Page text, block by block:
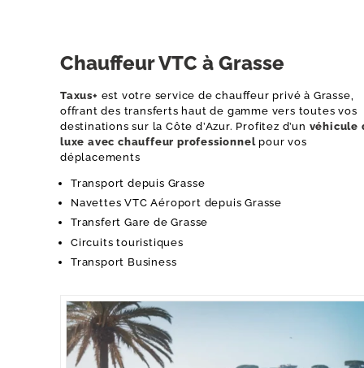
Chauffeur VTC à Grasse
Taxus+ est votre service de chauffeur privé à Grasse,
offrant des transferts haut de gamme vers toutes vos
destinations sur la Côte d’Azur. Profitez d’un véhicule
luxe avec chauffeur professionnelpour vos
déplacements
Transport depuis Grasse
Navettes VTC Aéroport depuis Grasse
Transfert Gare de Grasse
Circuits touristiques
Transport Business